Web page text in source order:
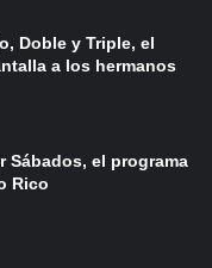
Doble y Triple, el
a los hermanos
Sábados, el programa
Rico